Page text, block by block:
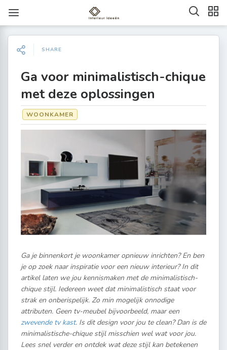
SHARE
Ga voor minimalistisch-chique
met deze oplossingen
WOONKAMER
Ga je binnenkort je woonkamer opnieuw inrichten? En ben
je op zoek naar inspiratie voor een nieuw interieur? In dit
artikel laten we jou kennismaken met de minimalistisch-
chique stijl. Iedereen weet dat minimalistisch staat voor
strak en onberispelijk. Zo min mogelijk onnodige
attributen. Geen tv-meubel bijvoorbeeld, maar een
zwevende tv kast. Is dit design voor jou te clean? Dan is de
minimalistische-chique stijl misschien wel wat voor jou.
Lees snel verder en ontdek wat deze stijl kan betekenen